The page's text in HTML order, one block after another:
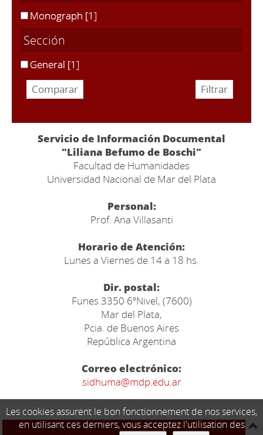
Monograph [1]
Sección
General [1]
Servicio de Información Documental
"Liliana Befumo de Boschi"
Facultad de Humanidades
Universidad Nacional de Mar del Plata
Personal:
Prof. Ana Villasanti
Horario de Atención:
Lunes a Viernes de 14 a 18 hs.
Dir. postal:
Funes 3350 6ºNivel, (7600)
Mar del Plata,
Pcia. de Buenos Aires
República Argentina
Correo electrónico:
sidhuma@mdp.edu.ar
Les cookies assurent le bon fonctionnement de nos services,
en utilisant ces derniers, vous acceptez l'utilisation des